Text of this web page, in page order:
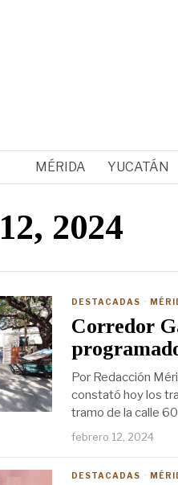
MÉRIDA YUCATÁN
2024
DESTACADAS ·
Corredor
Por Redacción
constató hoy los
tramo de la calle
febrero 12, 2024
DESTACADAS ·